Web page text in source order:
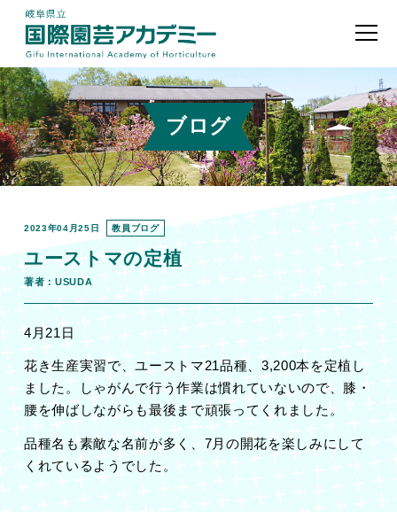
ブログ
2023年04月25日 教員ブログ
ユーストマの定植
著者：USUDA
4月21日
花き生産実習で、ユーストマ21品種、3,200本を定植し
ました。しゃがんで行う作業は慣れていないので、膝・
腰を伸ばしながらも最後まで頑張ってくれました。
品種名も素敵な名前が多く、7月の開花を楽しみにして
くれているようでした。